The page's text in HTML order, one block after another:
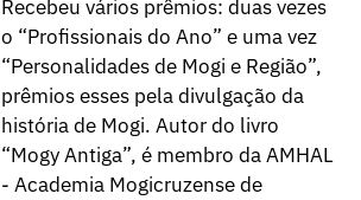
Recebeu vários prêmios: duas vezes
o “Profissionais do Ano” e uma vez
“Personalidades de Mogi e Região”,
prêmios esses pela divulgação da
história de Mogi. Autor do livro
“Mogy Antiga”, é membro da AMHAL
- Academia Mogicruzense de